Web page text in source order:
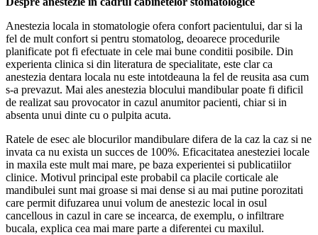
Anestezia locala in stomatologie ofera confort pacientului, dar si la
fel de mult confort si pentru stomatolog, deoarece procedurile
planificate pot fi efectuate in cele mai bune conditii posibile. Din
experienta clinica si din literatura de specialitate, este clar ca
anestezia dentara locala nu este intotdeauna la fel de reusita asa cum
s-a prevazut. Mai ales anestezia blocului mandibular poate fi dificil
de realizat sau provocator in cazul anumitor pacienti, chiar si in
absenta unui dinte cu o pulpita acuta.
Ratele de esec ale blocurilor mandibulare difera de la caz la caz si ne
invata ca nu exista un succes de 100%. Eficacitatea anesteziei locale
in maxila este mult mai mare, pe baza experientei si publicatiilor
clinice. Motivul principal este probabil ca placile corticale ale
mandibulei sunt mai groase si mai dense si au mai putine porozitati
care permit difuzarea unui volum de anestezic local in osul
cancellous in cazul in care se incearca, de exemplu, o infiltrare
bucala, explica cea mai mare parte a diferentei cu maxilul.